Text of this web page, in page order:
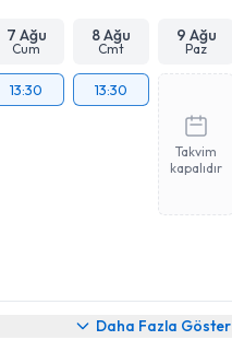
7 Ağu
Cum
8 Ağu
Cmt
9 Ağu
Paz
13:30 13:30
Takvim
kapalıdır
Daha Fazla Göster